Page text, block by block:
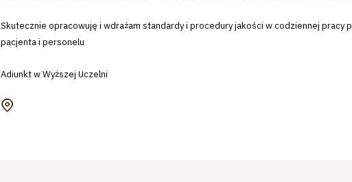
Skutecznie opracowuję i wdrażam standardy i procedury jakości w codziennej
pacjenta i personelu
Adiunkt w Wyższej Uczelni